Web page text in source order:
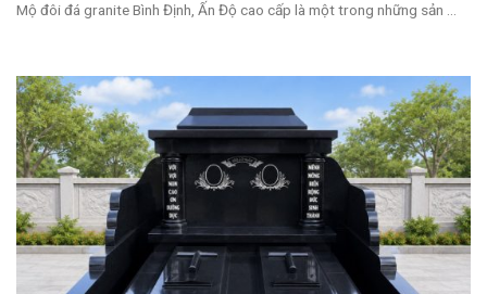
Mộ đôi đá granite Bình Định, Ấn Độ cao cấp là một trong những sản ...